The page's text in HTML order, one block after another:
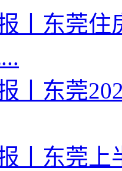
丨东莞
丨东莞
丨东莞上